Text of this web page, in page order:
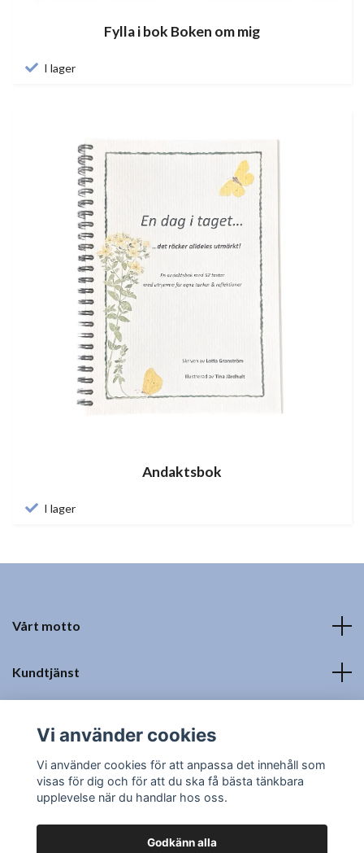
Fylla i bok Boken om mig
I lager
Andaktsbok
I lager
Vårt motto
Kundtjänst
Sociala medier
Vi använder cookies
Vi använder cookies för att anpassa det innehåll som
visas för dig och för att du ska få bästa tänkbara
upplevelse när du handlar hos oss.
Godkänn alla